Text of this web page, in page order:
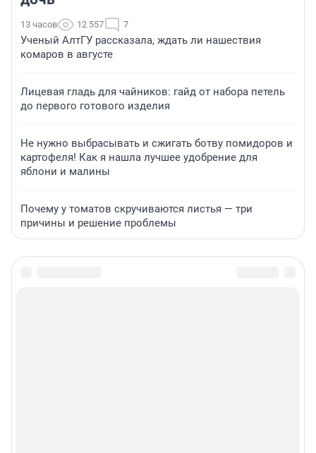
13 часов 12 557 7
Ученый АлтГУ рассказала, ждать ли нашествия
комаров в августе
Лицевая гладь для чайников: гайд от набора петель
до первого готового изделия
Не нужно выбрасывать и сжигать ботву помидоров и
картофеля! Как я нашла лучшее удобрение для
яблони и малины
Почему у томатов скручиваются листья — три
причины и решение проблемы